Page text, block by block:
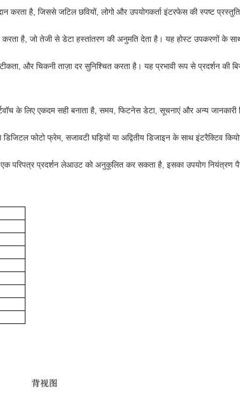
है, जिससे जटिल छवियों, लोगो और उपयोगकर्ता इंटरफेस की स्पष्ट
है, जो तेजी से डेटा हस्तांतरण की अनुमति देता है। यह होस्ट उपकरणों के
और चिकनी ताज़ा दर सुनिश्चित करता है। यह प्रभावी रूप से प्रदर्शन की
के लिए एकदम सही बनाता है, समय, फिटनेस डेटा, सूचनाएं और अन्य
फोटो फ्रेम, सजावटी घड़ियों या अद्वितीय डिजाइन के साथ इंटरैक्टिव
एक परिपत्र प्रदर्शन लेआउट को अनुकूलित कर सकता है, इसका उपयोग